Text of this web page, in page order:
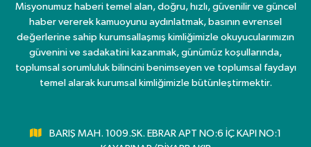
Misyonumuz haberi temel alan, doğru, hızlı, güvenilir ve güncel
haber vererek kamuoyunu aydınlatmak, basının evrensel
değerlerine sahip kurumsallaşmış kimliğimizle okuyucularımızın
güvenini ve sadakatini kazanmak, günümüz koşullarında,
toplumsal sorumluluk bilincini benimseyen ve toplumsal faydayı
temel alarak kurumsal kimliğimizle bütünleştirmektir.
BARIŞ MAH. 1009.SK. EBRAR APT NO:6 İÇ KAPI NO:1